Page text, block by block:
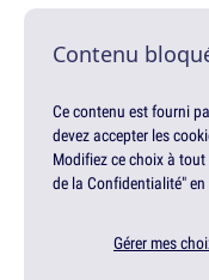
Contenu
Ce contenu est fourni
devez accepter les
Modifiez ce choix à
de la Confidentialité"
Gérer mes